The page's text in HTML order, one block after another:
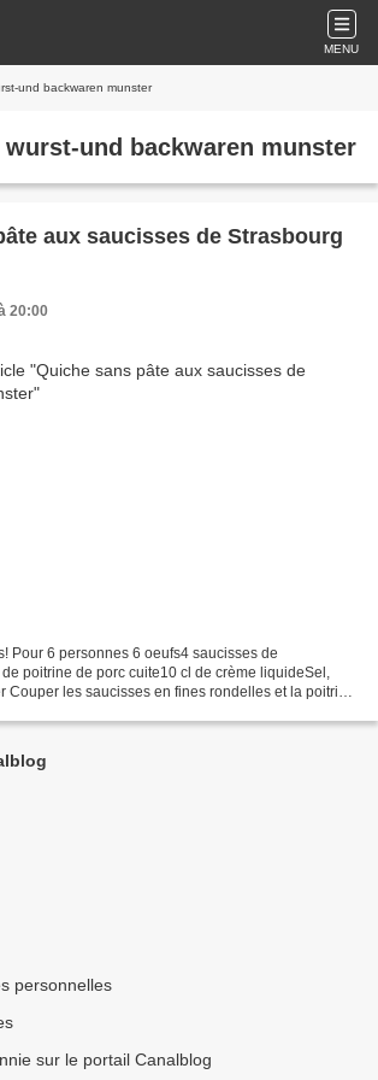
MENU
und backwaren munster
und backwaren munster
aux saucisses de Strasbourg
20:00
Pour 6 personnes 6 oeufs4 saucisses de
poitrine de porc cuite10 cl de crème liquideSel,
Couper les saucisses en fines rondelles et la poitrine
personnelles
sur le portail Canalblog